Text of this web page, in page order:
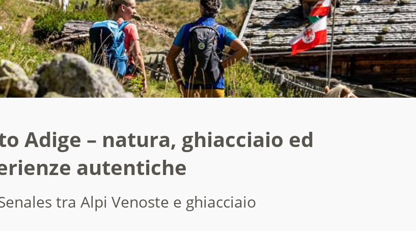
Adige – natura, ghiacciaio ed
autentiche
tra Alpi Venoste e ghiacciaio